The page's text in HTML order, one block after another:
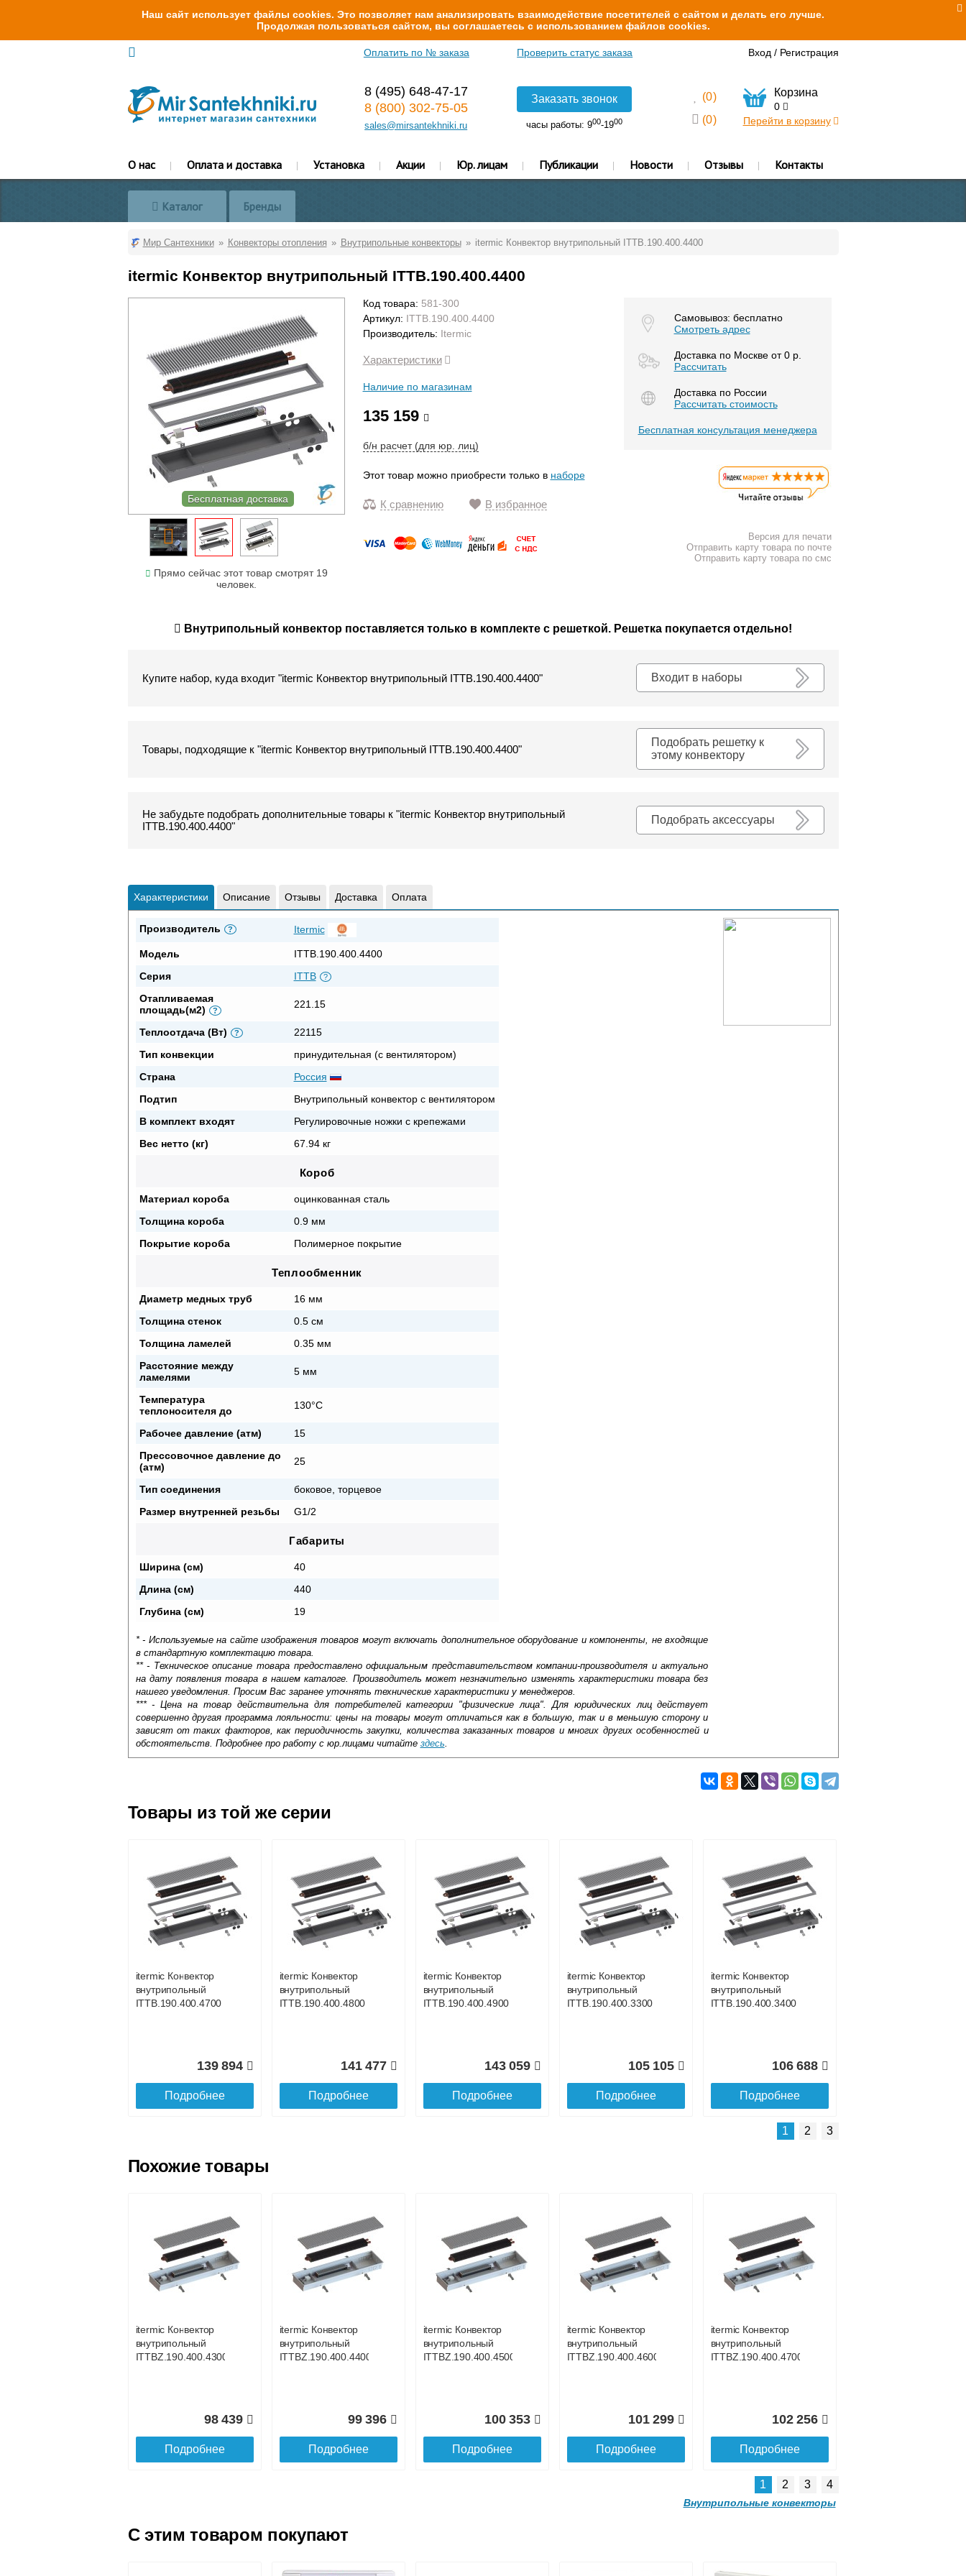
Наш сайт использует файлы cookies. Это позволяет нам анализировать взаимодействие посетителей с сайтом и делать его лучше.
Продолжая пользоваться сайтом, вы соглашаетесь с использованием файлов cookies.
Оплатить по № заказа Проверить статус заказа Вход / Регистрация
8 (495) 648-47-17
8 (800) 302-75-05
sales@mirsantekhniki.ru
Заказать звонок
часы работы: 900-1900
(0)
(0)
Корзина
0
Перейти в корзину
О нас Оплата и доставка Установка Акции Юр. лицам Публикации Новости Отзывы Контакты
Каталог Бренды
Мир Сантехники Конвекторы отопления Внутрипольные конвекторы itermic Конвектор внутрипольный ITTB.190.400.4400
itermic Конвектор внутрипольный ITTB.190.400.4400
Бесплатная доставка
Прямо сейчас этот товар смотрят 19
человек.
Код товара: 581-300
Артикул: ITTB.190.400.4400
Производитель: Itermic
Характеристики
Наличие по магазинам
135 159
б/н расчет (для юр. лиц)
Этот товар можно приобрести только в наборе
К сравнению В избранное
Самовывоз: бесплатно
Смотреть адрес
Доставка по Москве от 0 р.
Расcчитать
Доставка по России
Рассчитать стоимость
Бесплатная консультация менеджера
Версия для печати
Отправить карту товара по почте
Отправить карту товара по смс
Внутрипольный конвектор поставляется только в комплекте с решеткой. Решетка покупается отдельно!
Входит в наборы
Купите набор, куда входит "itermic Конвектор внутрипольный ITTB.190.400.4400"
Подобрать решетку к
этому конвектору
Товары, подходящие к "itermic Конвектор внутрипольный ITTB.190.400.4400"
Подобрать аксессуары
Не забудьте подобрать дополнительные товары к "itermic Конвектор внутрипольный
ITTB.190.400.4400"
Характеристики Описание Отзывы Доставка Оплата
Производитель ? Itermic
Модель
ITTB.190.400.4400
Серия
ITTB ?
Отапливаемая
площадь(м2)
?
221.15
Теплоотдача (Вт) ?
22115
Тип конвекции
принудительная (с вентилятором)
Страна
Россия
Подтип
Внутрипольный конвектор с вентилятором
В комплект входят
Регулировочные ножки с крепежами
Вес нетто (кг)
67.94 кг
Короб
Материал короба
оцинкованная сталь
Толщина короба
0.9 мм
Покрытие короба
Полимерное покрытие
Теплообменник
Диаметр медных труб
16 мм
Толщина стенок
0.5 см
Толщина ламелей
0.35 мм
Расстояние между
ламелями
5 мм
Температура
теплоносителя до
130°C
Рабочее давление (атм)
15
Прессовочное давление до
(атм)
25
Тип соединения
боковое, торцевое
Размер внутренней резьбы
G1/2
Габариты
Ширина (см)
40
Длина (см)
440
Глубина (см)
19
* - Используемые на сайте изображения товаров могут включать дополнительное оборудование и компоненты, не входящие
в стандартную комплектацию товара.
** - Техническое описание товара предоставлено официальным представительством компании-производителя и актуально
на дату появления товара в нашем каталоге. Производитель может незначительно изменять характеристики товара без
нашего уведомления. Просим Вас заранее уточнять технические характеристики у менеджеров.
*** - Цена на товар действительна для потребителей категории "физические лица". Для юридических лиц действует
совершенно другая программа лояльности: цены на товары могут отличаться как в большую, так и в меньшую сторону и
зависят от таких факторов, как периодичность закупки, количества заказанных товаров и многих других особенностей и
обстоятельств. Подробнее про работу с юр.лицами читайте здесь
Доставка сантехники по Москве и Московской области
Подъем на этаж.
до подъезда
Доставка в регионы России.
Подробнее о доставке
Возможные способы оплаты:
Интернет-деньгами (Yandex-деньги, Web-money, Qiwi-кошельки и другие).
Безналичный расчёт (возможно и с НДС)подробнее...
Подробнее об оплате
Товары из той же серии
itermic Конвектор
внутрипольный
ITTB.190.400.4700
139 894
Подробнее
itermic Конвектор
внутрипольный
ITTB.190.400.4800
141 477
Подробнее
itermic Конвектор
внутрипольный
ITTB.190.400.4900
143 059
Подробнее
itermic Конвектор
внутрипольный
ITTB.190.400.3300
105 105
Подробнее
itermic Конвектор
внутрипольный
ITTB.190.400.3400
106 688
Подробнее
itermic Конвектор
внутрипольный
ITTB.190.400.3500
108 270
itermic Конвектор
внутрипольный
ITTB.190.400.3600
109 853
itermic Конвектор
внутрипольный
ITTB.190.400.3700
111 435
itermic Конвектор
внутрипольный
ITTB.190.400.3800
113 018
itermic Конвектор
внутрипольный
ITTB.190.400.3900
114 600
itermic Конвектор
ITTB.190.400.4100
1 2 3
Похожие товары
itermic Конвектор
внутрипольный
ITTBZ.190.400.4300
98 439
Подробнее
itermic Конвектор
внутрипольный
ITTBZ.190.400.4400
99 396
Подробнее
itermic Конвектор
внутрипольный
ITTBZ.190.400.4500
100 353
Подробнее
itermic Конвектор
внутрипольный
ITTBZ.190.400.4600
101 299
Подробнее
itermic Конвектор
внутрипольный
ITTBZ.190.400.4700
102 256
Подробнее
1 2 3 4
Внутрипольные конвекторы
C этим товаром покупают